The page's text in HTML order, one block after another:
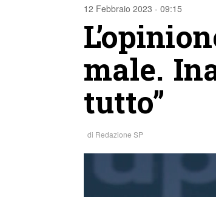
12 Febbraio 2023 - 09:15
male.
tutto”
di Redazione SP